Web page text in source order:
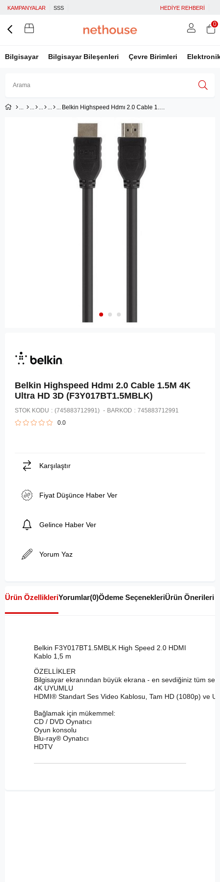
KAMPANYALAR SSS HEDİYE REHBERİ
Bilgisayar Bilgisayar Bileşenleri Çevre Birimleri
Üye Ol
Google İle Bağlan
0
Belkin Highspeed Hdmı 2.0 Cable 1.5M 4K Ultra HD 3D (F3Y017BT1.5MBLK)
Belkin Highspeed Hdmı 2.0 Cable 1.5M 4K
Ultra HD 3D (F3Y017BT1.5MBLK)
STOK KODU (745883712991) BARKOD : 745883712991
0.0
Karşılaştır
Fiyat Düşünce Haber Ver
Gelince Haber Ver
Yorum Yaz
Ürün ÖzellikleriYorumlar(0)Ödeme SeçenekleriÜrün Önerileri
Belkin F3Y017BT1.5MBLK High Speed 2.0 HDMI
Kablo 1,5 m
ÖZELLİKLER
Bilgisayar ekranından büyük ekrana - en sevdiğiniz tüm
4K UYUMLU
HDMI® Standart Ses Video Kablosu, Tam HD (1080p) ve
Bağlamak için mükemmel:
CD / DVD Oynatıcı
Oyun konsolu
Blu-ray® Oynatıcı
HDTV